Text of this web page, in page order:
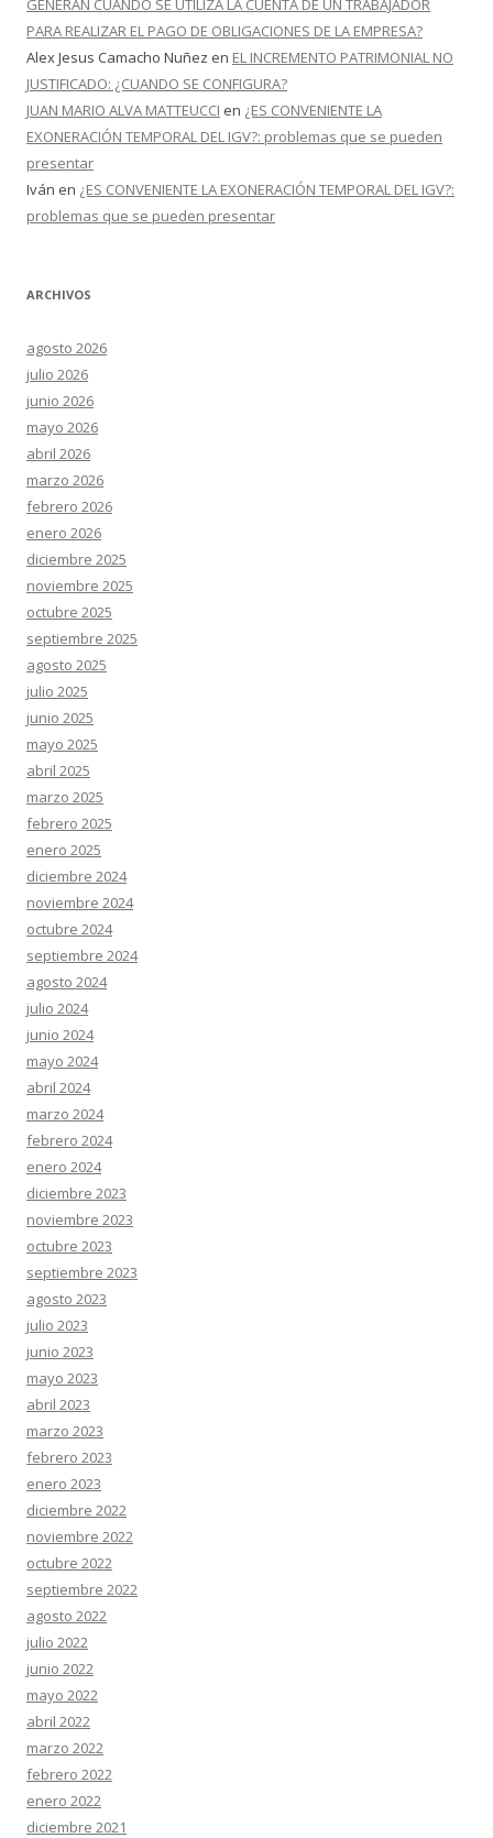
GENERAN CUANDO SE UTILIZA LA CUENTA DE UN TRABAJADOR
PARA REALIZAR EL PAGO DE OBLIGACIONES DE LA EMPRESA?
Alex Jesus Camacho Nuñez en EL INCREMENTO PATRIMONIAL NO
JUSTIFICADO: ¿CUANDO SE CONFIGURA?
JUAN MARIO ALVA MATTEUCCI en ¿ES CONVENIENTE LA
EXONERACIÓN TEMPORAL DEL IGV?: problemas que se pueden
presentar
Iván en ¿ES CONVENIENTE LA EXONERACIÓN TEMPORAL DEL IGV?:
problemas que se pueden presentar
ARCHIVOS
agosto 2026
julio 2026
junio 2026
mayo 2026
abril 2026
marzo 2026
febrero 2026
enero 2026
diciembre 2025
noviembre 2025
octubre 2025
septiembre 2025
agosto 2025
julio 2025
junio 2025
mayo 2025
abril 2025
marzo 2025
febrero 2025
enero 2025
diciembre 2024
noviembre 2024
octubre 2024
septiembre 2024
agosto 2024
julio 2024
junio 2024
mayo 2024
abril 2024
marzo 2024
febrero 2024
enero 2024
diciembre 2023
noviembre 2023
octubre 2023
septiembre 2023
agosto 2023
julio 2023
junio 2023
mayo 2023
abril 2023
marzo 2023
febrero 2023
enero 2023
diciembre 2022
noviembre 2022
octubre 2022
septiembre 2022
agosto 2022
julio 2022
junio 2022
mayo 2022
abril 2022
marzo 2022
febrero 2022
enero 2022
diciembre 2021